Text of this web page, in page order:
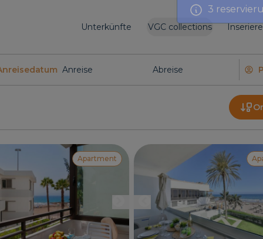
VGC collections
Unterkünfte
Apartment